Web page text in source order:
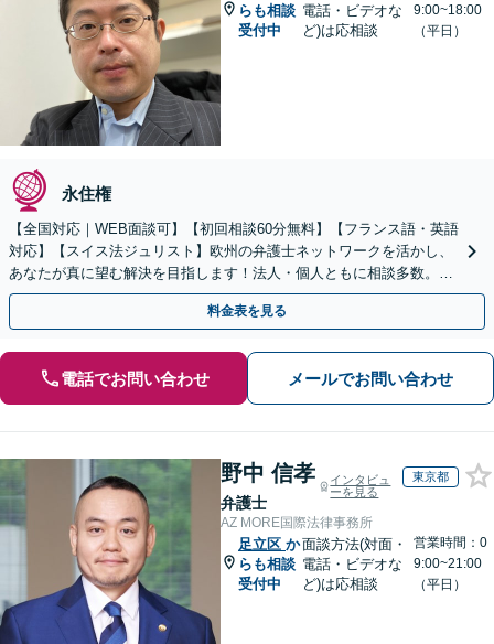
らも相談
受付中
電話・ビデオな
ど)は応相談
9:00~18:00
（平日）
永住権
【全国対応｜WEB面談可】【初回相談60分無料】【フランス語・英語
対応】【スイス法ジュリスト】欧州の弁護士ネットワークを活かし、
あなたが真に望む解決を目指します！法人・個人ともに相談多数。細
やかな連絡と粘り強い交渉を徹底【休日・夜間相談可】
料金表を見る
電話でお問い合わせ メールでお問い合わせ
野中 信孝
弁護士
インタビュ
ーを見る
東京都
AZ MORE国際法律事務所
足立区 か
らも相談
受付中
面談方法(対面・
電話・ビデオな
ど)は応相談
営業時間：0
9:00~21:00
（平日）